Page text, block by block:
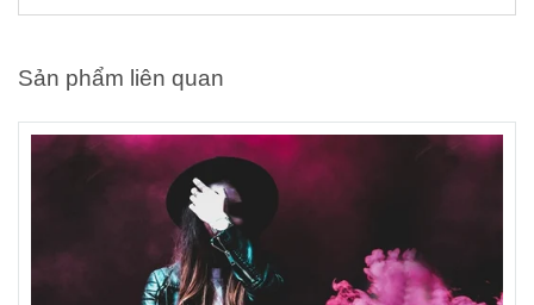
Sản phẩm liên quan